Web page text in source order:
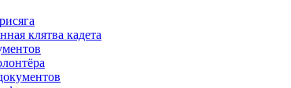
клятва кадета